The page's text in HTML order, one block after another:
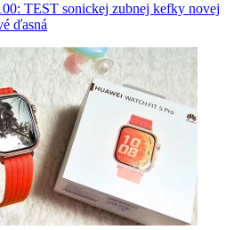
TEST sonickej zubnej kefky novej
ďasná